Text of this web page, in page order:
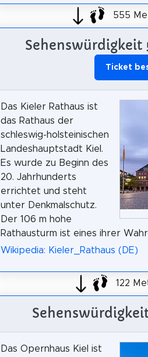
555
Sehenswürdigkeit
Ticket
Das Kieler Rathaus ist
das Rathaus der
schleswig-holsteinischen
Landeshauptstadt Kiel.
Es wurde zu Beginn des
20. Jahrhunderts
errichtet und steht
unter Denkmalschutz.
Der 106 m hohe
Rathausturm ist eines ihrer
Wikipedia: Kieler_Rathaus (DE)
122
Das Opernhaus Kiel ist